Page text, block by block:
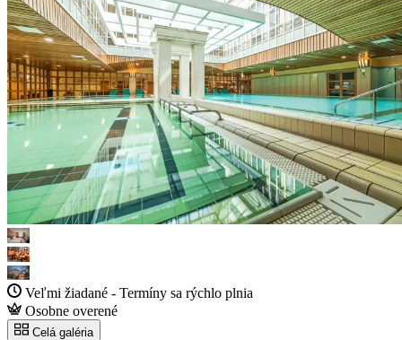
Veľmi žiadané - Termíny sa rýchlo plnia
Osobne overené
Celá galéria